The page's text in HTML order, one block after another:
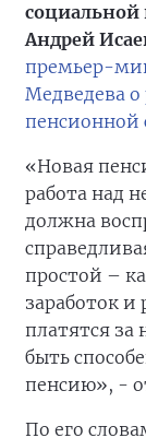
социальной
Андрей
премьер-
Медведева о
пенсионной
«Новая
работа над
должна
простой –
заработок
платятся
быть
пенсию», -
По его